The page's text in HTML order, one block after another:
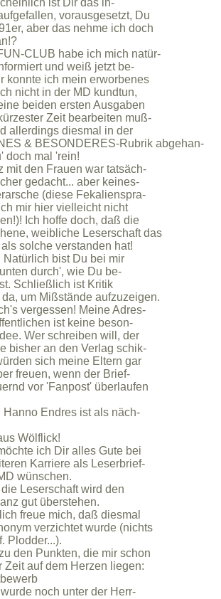
ist Dir das in-
vorausgesetzt, Du
aber das nehme ich doch
an!?
CLUB habe ich mich natür-
und weiß jetzt be-
konnte ich mein erworbenes
nicht in der MD kundtun,
beiden ersten Ausgaben
Zeit bearbeiten muß-
allerdings diesmal in der
& BESONDERES-Rubrik abgehan-
doch mal 'rein!
mit den Frauen war tatsäch-
gedacht... aber keines-
(diese Fekalienspra-
mir hier vielleicht nicht
Ich hoffe doch, daß die
weibliche Leserschaft das
solche verstanden hat!
Natürlich bist Du bei mir
durch', wie Du be-
Schließlich ist Kritik
um Mißstände aufzuzeigen.
vergessen! Meine Adres-
ist keine beson-
Wer schreiben will, der
bisher an den Verlag schik-
sich meine Eltern gar
freuen, wenn der Brief-
vor 'Fanpost' überlaufen
Hanno Endres ist als näch-
dran:
Wölflick!
ich Dir alles Gute bei
Karriere als Leserbrief-
MD wünschen.
die Leserschaft wird den
gut überstehen.
freue mich, daß diesmal
verzichtet wurde (nichts
Plodder...).
den Punkten, die mir schon
Zeit auf dem Herzen liegen:
noch unter der Herr-